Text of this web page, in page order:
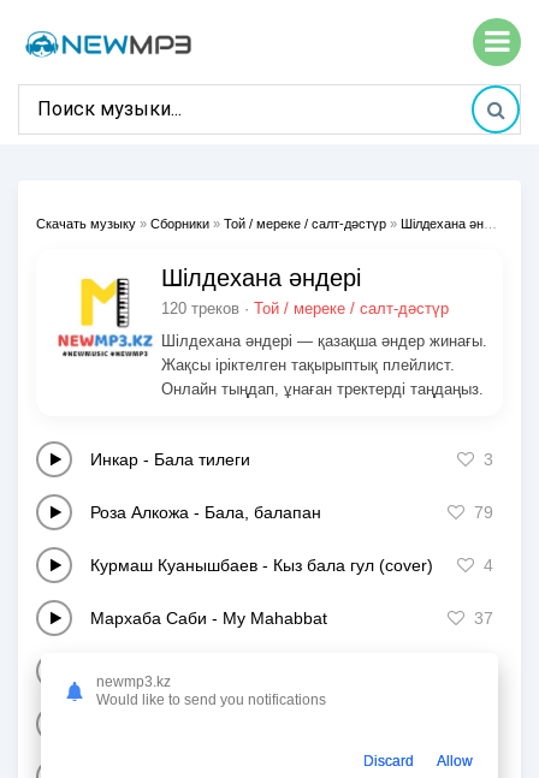
Скачать музыку » Сборники » Той / мереке / салт-дәстүр » Шілдехана әндері
Шілдехана әндері
120 треков · Той / мереке / салт-дәстүр
Шілдехана әндері — қазақша әндер жинағы.
Жақсы іріктелген тақырыптық плейлист.
Онлайн тыңдап, ұнаған тректерді таңдаңыз.
Инкар - Бала тилеги 3
Роза Алкожа - Бала, балапан 79
Курмаш Куанышбаев - Кыз бала гул (cover) 4
Мархаба Саби - My Mahabbat 37
newmp3.kz
Would like to send you notifications
Discard Allow